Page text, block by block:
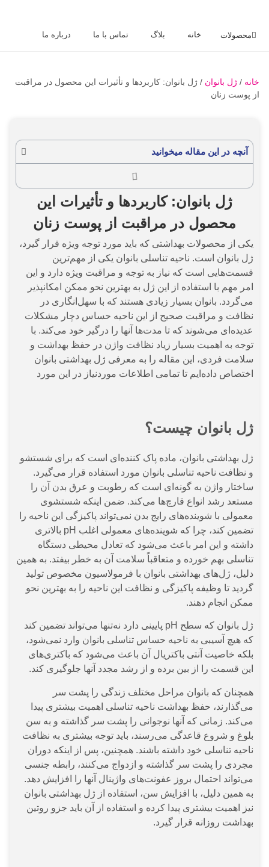
محصولات خانه بلاگ تماس با ما درباره ما
خانه/ ژل بانوان/ ژل بانوان: کاربردها و تأثیرات این محصول در مراقبت
از پوست زنان
آنچه در این مقاله میخوانید
ژل بانوان: کاربردها و تأثیرات این
محصول در مراقبت از پوست زنان
یکی از محصولات بهداشتی که باید مورد توجه ویژه قرار گیرد،
ژل بانوان است. ناحیه تناسلی بانوان یکی از مهم‌ترین
قسمت‌هایی است که نیاز به توجه و مراقبت ویژه دارد و این
امر مهم با استفاده از این ژل به بهترین نحو ممکن امکانپذیر
می‌گردد. بانوان بسیار زیادی هستند که با سهل‌انگاری در
نظافت و مراقبت صحیح از این ناحیه حساس دچار مشکلات
عدیده‌ای می‌شوند که تا مدت‌ها آنها را درگیر خود می‌کند. با
توجه به اهمیت بسیار زیاد نظافت واژن در حفظ بهداشت و
سلامت فردی، این مقاله را به معرفی ژل بهداشتی بانوان
اختصاص داده‌ایم تا تمامی اطلاعات موردنیاز در این مورد
ژل بانوان چیست؟
ژل بهداشتی بانوان، ماده پاک کننده‌ای است که برای شستشو
و نظافت ناحیه تناسلی بانوان مورد استفاده قرار می‌گیرد.
ساختار واژن به گونه‌ای است که رطوبت و عرق بدن آن را
مستعد رشد انواع قارچ‌ها می‌کند. ضمن اینکه شستشوی
معمولی با شوینده‌های رایج بدن نمی‌تواند پاکیزگی این ناحیه را
تضمین کند، چرا که شوینده‌های معمولی اغلب pH بالاتری
داشته و این امر باعث می‌شود که تعادل محیطی دستگاه
تناسلی بهم خورده و متعاقباً سلامت آن به خطر بیفتد. به همین
دلیل، ژل‌های بهداشتی بانوان با فرمولاسیون مخصوص تولید
گردید تا وظیفه پاکیزگی و نظافت این ناحیه را به بهترین نحو
ممکن انجام دهند.
ژل بانوان که سطح pH پایینی دارد نه‌تنها می‌تواند تضمین کند
که هیچ آسیبی به ناحیه حساس تناسلی بانوان وارد نمی‌شود،
بلکه خاصیت آنتی باکتریال آن باعث می‌شود که باکتری‌های
این قسمت را از بین برده و از رشد مجدد آنها جلوگیری کند.
همچنان که بانوان مراحل مختلف زندگی را پشت سر
می‌گذارند، حفظ بهداشت ناحیه تناسلی اهمیت بیشتری پیدا
می‌کند. زمانی که آنها نوجوانی را پشت سر گذاشته و به سن
بلوغ و شروع قاعدگی می‌رسند، باید توجه بیشتری به نظافت
ناحیه تناسلی خود داشته باشند. همچنین، پس از اینکه دوران
مجردی را پشت سر گذاشته و ازدواج می‌کنند، رابطه جنسی
می‌تواند احتمال بروز عفونت‌های واژینال آنها را افزایش دهد.
به همین دلیل، با افزایش سن، استفاده از ژل بهداشتی بانوان
نیز اهمیت بیشتری پیدا کرده و استفاده از آن باید جزو روتین
بهداشت روزانه قرار گیرد.